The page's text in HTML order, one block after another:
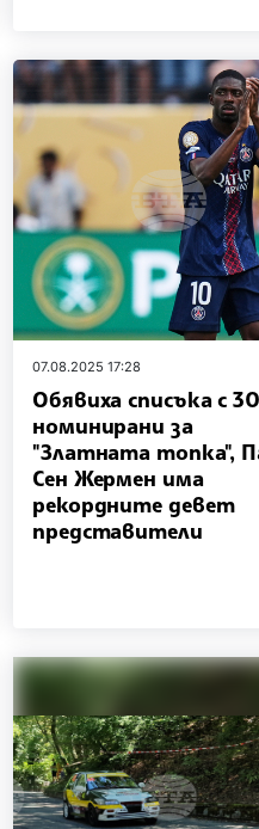
07.08.2025 17:28
Обявиха списъка с 30
номинирани за
"Златната топка",
Сен Жермен има
рекордните девет
представители